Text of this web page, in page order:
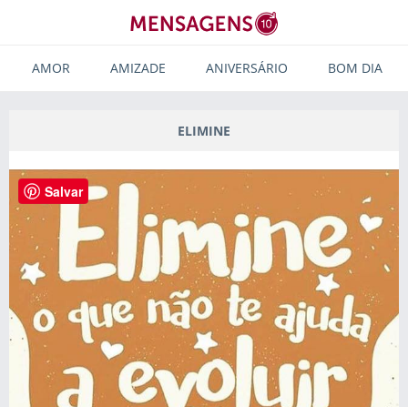
AMOR AMIZADE ANIVERSÁRIO BOM DIA
ELIMINE
Salvar